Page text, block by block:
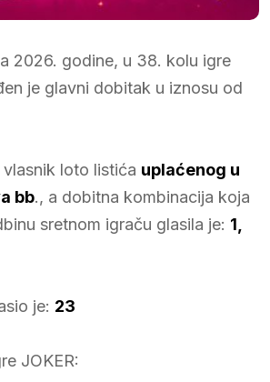
2026. godine, u 38. kolu igre
je glavni dobitak u iznosu od
loto listića uplaćenog u
bb., a dobitna kombinacija koja
sretnom igraču glasila je: 1,
je: 23
JOKER: